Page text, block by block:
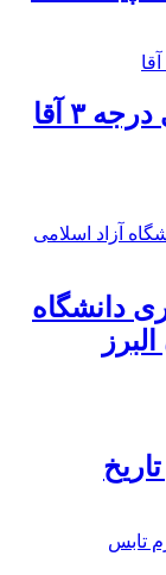
۳ آقا
دانشگاه